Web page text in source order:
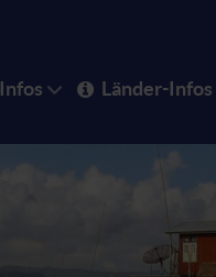
Länder-Infos